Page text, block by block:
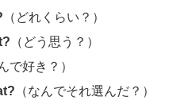
（どれくらい？）
（どう思う？）
で好き？）
（なんでそれ選んだ？）